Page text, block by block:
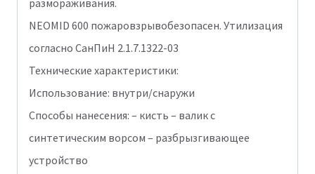
NEOMID 600 пожаровзрывобезопасен. Утилизация
согласно СанПиН 2.1.7.1322-03
Технические характеристики:
Использование: внутри/снаружи
Способы нанесения: – кисть – валик с
синтетическим ворсом – разбрызгивающее
устройство